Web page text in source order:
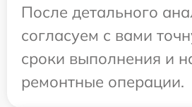
После детального
согласуем с вами
сроки выполнения и
ремонтные операции.